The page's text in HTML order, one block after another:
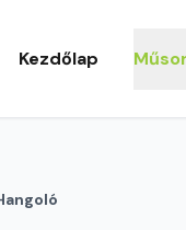
Kezdőlap